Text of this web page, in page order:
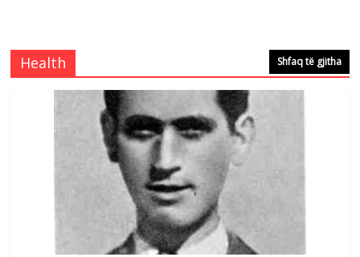
e invalidëve në Fushë Kosovë
Comments Off
Çlirimtari Agron Gërvalla me takime pune
në atdhe të shoqerisë Levizja
August 3, 2026 Comments Off
Postim me vlera nga artistja e mirëfilltë
Mimoza Gjoni
August 6, 2026 Comments Off
Health Shfaq të gjitha